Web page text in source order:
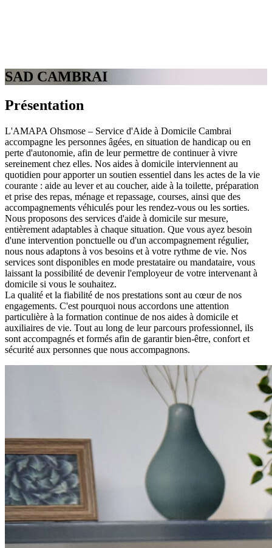
SAD CAMBRAI
Présentation
L'AMAPA Ohsmose – Service d'Aide à Domicile Cambrai
accompagne les personnes âgées, en situation de handicap ou en
perte d'autonomie, afin de leur permettre de continuer à vivre
sereinement chez elles. Nos aides à domicile interviennent au
quotidien pour apporter un soutien essentiel dans les actes de la vie
courante : aide au lever et au coucher, aide à la toilette, préparation
et prise des repas, ménage et repassage, courses, ainsi que des
accompagnements véhiculés pour les rendez-vous ou les sorties.
Nous proposons des services d'aide à domicile sur mesure,
entièrement adaptables à chaque situation. Que vous ayez besoin
d'une intervention ponctuelle ou d'un accompagnement régulier,
nous nous adaptons à vos besoins et à votre rythme de vie. Nos
services sont disponibles en mode prestataire ou mandataire, vous
laissant la possibilité de devenir l'employeur de votre intervenant à
domicile si vous le souhaitez.
La qualité et la fiabilité de nos prestations sont au cœur de nos
engagements. C'est pourquoi nous accordons une attention
particulière à la formation continue de nos aides à domicile et
auxiliaires de vie. Tout au long de leur parcours professionnel, ils
sont accompagnés et formés afin de garantir bien-être, confort et
sécurité aux personnes que nous accompagnons.